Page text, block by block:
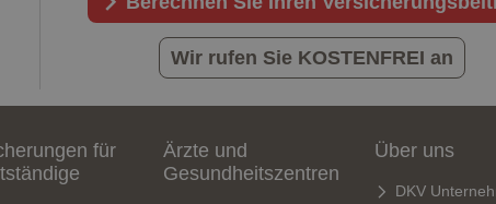
Wir rufen Sie KOSTENFREI an
für
Ärzte und
Gesundheitszentren
Über uns
DKV